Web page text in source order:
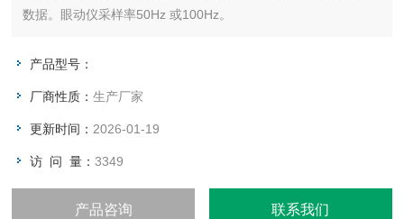
数据。眼动仪采样率50Hz 或100Hz。
产品型号：
厂商性质：生产厂家
更新时间： 2026-01-19
访 问 量：3349
产品咨询 联系我们